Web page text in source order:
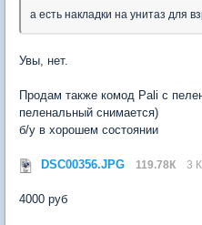
а есть накладки на унитаз для
Увы, нет.
Продам также комод Pali с
пеленальный снимается)
б/у в хорошем состоянии
DSC00356.JPG 119.78К 3
4000 руб